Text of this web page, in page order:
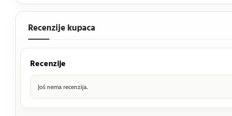
Recenzije kupaca
Recenzije
Još nema recenzija.